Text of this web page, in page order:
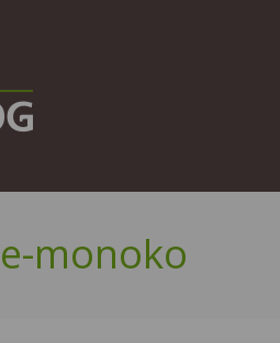
monoko